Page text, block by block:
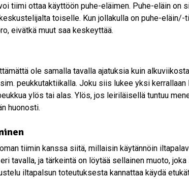
tiimi ottaa käyttöön puhe-eläimen. Puhe-eläin on
toiselle. Kun jollakulla on puhe-eläin/-
eivätkä muut saa keskeyttää.
ole samalla tavalla ajatuksia kuin
peukkutaktiikalla. Joku siis lukee yksi
ylös tai alas. Ylös, jos leiriläisellä tuntuu
huonosti.
tiimin kanssa siitä, millaisin käytännöin
tavalla, ja tärkeintä on löytää sellainen muoto,
iltapalsun toteutuksesta kannattaa käydä